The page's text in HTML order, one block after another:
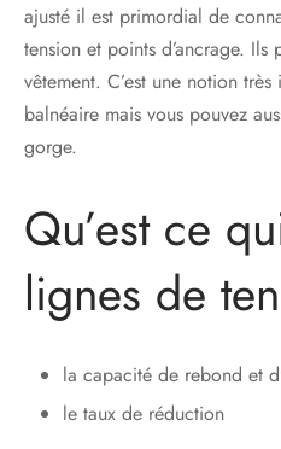
ajusté il est primordial de
tension et points d’ancrage. Ils
vêtement. C’est une notion
balnéaire mais vous pouvez
gorge.
Qu’est ce
lignes de
la capacité de rebond et
le taux de réduction